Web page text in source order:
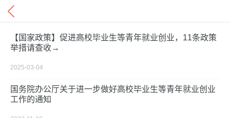
【国家政策】促进高校毕业生等青年就业创业，11条政策
举措请查收→
2025-03-04
国务院办公厅关于进一步做好高校毕业生等青年就业创业
工作的通知